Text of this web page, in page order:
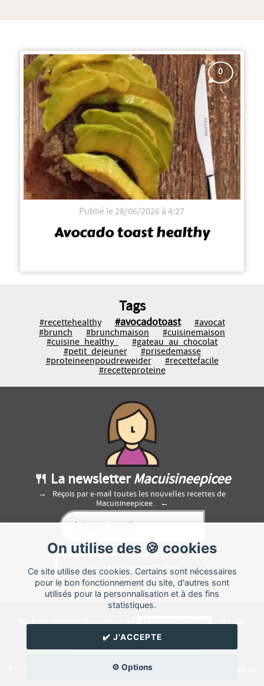
Publié le 28/06/2026 à 4:27
Avocado toast healthy
0
Tags
#recettehealthy #avocadotoast
#avocat
#brunch
#brunchmaison
#cuisinemaison
#cuisine_healthy_
#gateau_au_chocolat
#petit_dejeuner
#prisedemasse
#proteineenpoudreweider
#recettefacile
#recetteproteine
On utilise des 🍪 cookies
Ce site utilise des cookies. Certains sont nécessaires
pour le bon fonctionnement du site, d'autres sont
utilisés pour la personnalisation et à des fins
statistiques.
✔️ J'ACCEPTE
⚙️ Options
🍴 La newsletter Macuisineepicee
Reçois par e-mail toutes les nouvelles recettes de
Macuisineepicee.
© Cuisine.land : La plateforme de blog spécialisée dans les blogs culinaires.